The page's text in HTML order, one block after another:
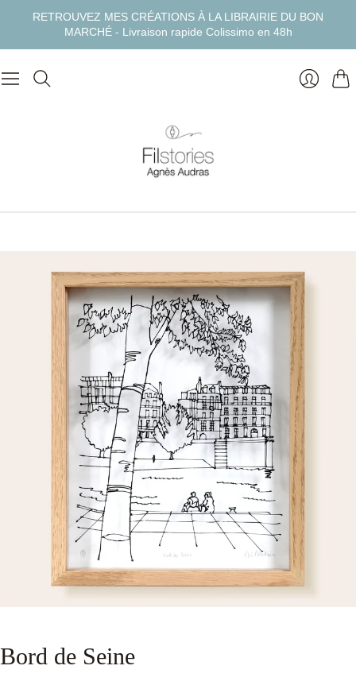
RETROUVEZ MES CRÉATIONS À LA LIBRAIRIE DU BON
MARCHÉ - Livraison rapide Colissimo en 48h
Bord de Seine